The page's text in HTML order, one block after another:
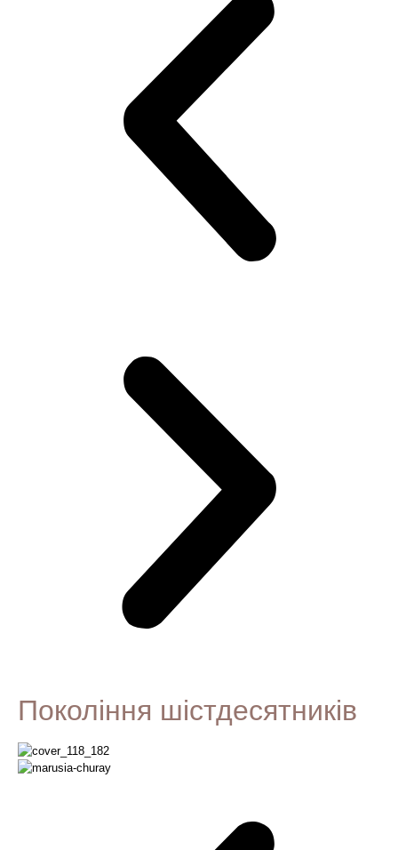
Покоління шістдесятників